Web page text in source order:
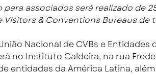
para associados será realizado de
Visitors & Conventions Bureaus de
Nacional de CVBs e
no Instituto Caldeira, na rua
entidades da América Latina,